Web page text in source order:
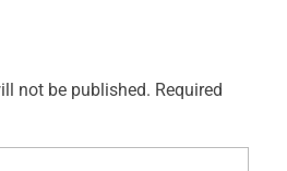
not be published. Required